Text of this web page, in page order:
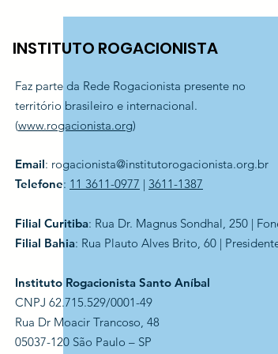
INSTITUTO ROGACIONISTA
Faz parte da Rede Rogacionista presente no
território brasileiro e internacional.
(www.rogacionista.org)
Email: rogacionista@institutorogacionista.org.br
Telefone: 11 3611-0977 | 3611-1387
Filial Curitiba: Rua Dr. Magnus Sondhal, 250 |
Filial Bahia: Rua Plauto Alves Brito, 60 |
Instituto Rogacionista Santo Aníbal
CNPJ 62.715.529/0001-49
Rua Dr Moacir Trancoso, 48
05037-120 São Paulo – SP